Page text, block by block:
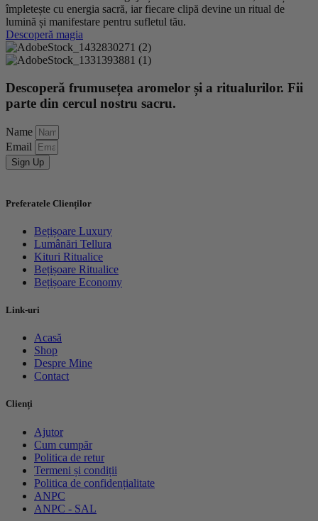
împletește cu energia sacră, iar fiecare clipă devine un ritual de
lumină și manifestare pentru sufletul tău.
Descoperă magia
Descoperă frumusețea aromelor și a ritualurilor. Fii
parte din cercul nostru sacru.
Name
Email
Sign Up
Preferatele Clienților
Bețișoare Luxury
Lumânări Tellura
Kituri Ritualice
Bețișoare Ritualice
Bețișoare Economy
Link-uri
Acasă
Shop
Despre Mine
Contact
Clienți
Ajutor
Cum cumpăr
Politica de retur
Termeni și condiții
Politica de confidențialitate
ANPC
ANPC - SAL